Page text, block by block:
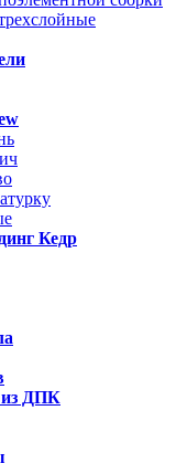
Кедр
из ДПК